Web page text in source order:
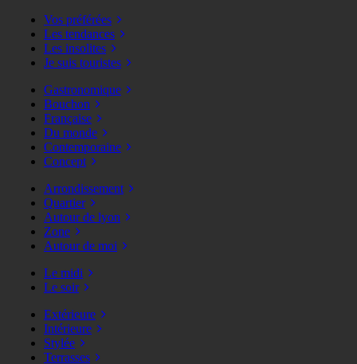
Vos préférées
Les tendances
Les insolites
Je suis touristes
Gastronomique
Bouchon
Française
Du monde
Contemporaine
Concept
Arrondissement
Quartier
Autour de lyon
Zone
Autour de moi
Le midi
Le soir
Extérieure
Intérieure
Stylée
Terrasses